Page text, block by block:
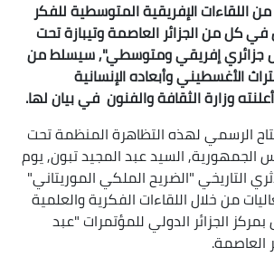
اللقاءات الإفريقية المتوسطية للفكر
أفريل في كل من الجزائر العاصمة وتيبازة تحت
جزائري إفريقي ومتوسطي", سيسلط من
الأغسطيني وأبعاده الإنسانية
وزارة الثقافة والفنون في بيان لها.
الرسمي لهذه التظاهرة المنظمة تحت
الجمهورية, السيد عبد المجيد تبون, يوم
التاريخي "الضريح الملكي الموريتاني"
من خلال اللقاءات الفكرية والعلمية
أفريل بمركز الجزائر الدولي للمؤتمرات "عبد